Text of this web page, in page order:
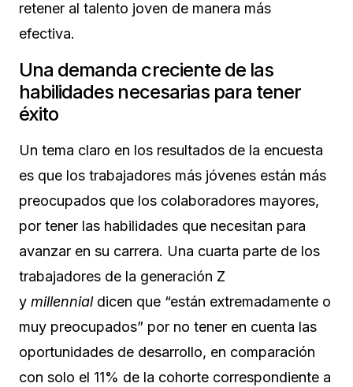
retener al talento joven de manera más
efectiva.
Una demanda creciente de las
habilidades necesarias para tener
éxito
Un tema claro en los resultados de la encuesta
es que los trabajadores más jóvenes están más
preocupados que los colaboradores mayores,
por tener las habilidades que necesitan para
avanzar en su carrera. Una cuarta parte de los
trabajadores de la generación Z
y millennial dicen que “están extremadamente o
muy preocupados” por no tener en cuenta las
oportunidades de desarrollo, en comparación
con solo el 11% de la cohorte correspondiente a